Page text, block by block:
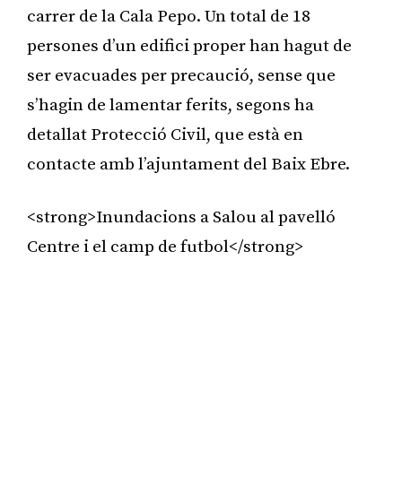
carrer de la Cala Pepo. Un total de 18
persones d’un edifici proper han hagut de
ser evacuades per precaució, sense que
s’hagin de lamentar ferits, segons ha
detallat Protecció Civil, que està en
contacte amb l’ajuntament del Baix Ebre.
<strong>Inundacions a Salou al pavelló
Centre i el camp de futbol</strong>